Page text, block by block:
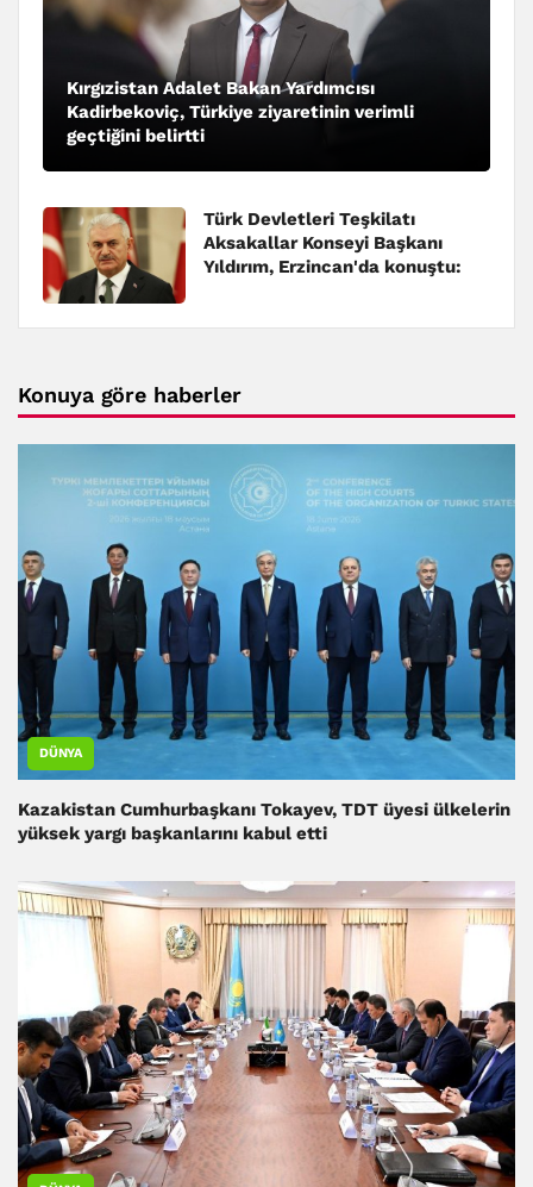
Kırgızistan Adalet Bakan Yardımcısı
Kadirbekoviç, Türkiye ziyaretinin verimli
geçtiğini belirtti
Türk Devletleri Teşkilatı
Aksakallar Konseyi Başkanı
Yıldırım, Erzincan'da konuştu:
Konuya göre haberler
DÜNYA
Kazakistan Cumhurbaşkanı Tokayev, TDT üyesi ülkelerin
yüksek yargı başkanlarını kabul etti